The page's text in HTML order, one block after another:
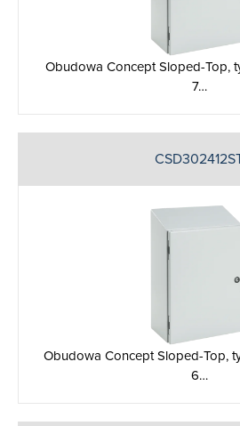
Obudowa Concept Sloped-Top,
7…
Obudowa Concept Sloped-Top,
6…